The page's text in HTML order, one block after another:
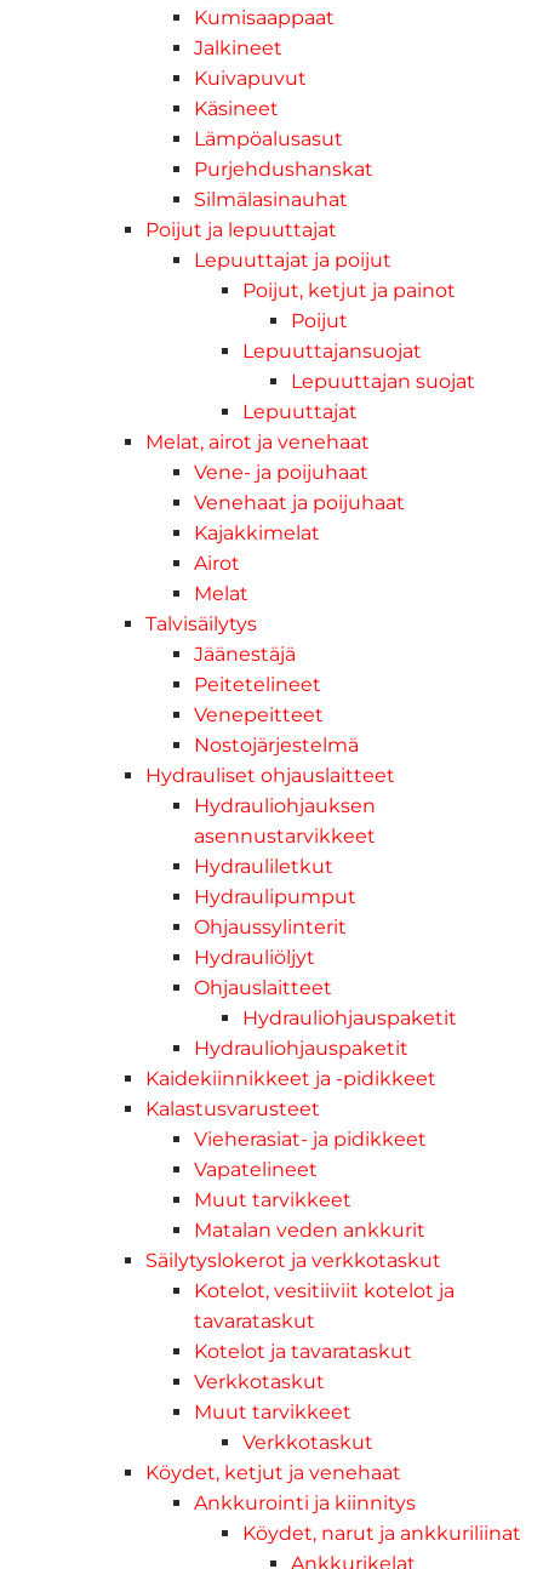
Kumisaappaat
Jalkineet
Kuivapuvut
Käsineet
Lämpöalusasut
Purjehdushanskat
Silmälasinauhat
Poijut ja lepuuttajat
Lepuuttajat ja poijut
Poijut, ketjut ja painot
Poijut
Lepuuttajansuojat
Lepuuttajan suojat
Lepuuttajat
Melat, airot ja venehaat
Vene- ja poijuhaat
Venehaat ja poijuhaat
Kajakkimelat
Airot
Melat
Talvisäilytys
Jäänestäjä
Peitetelineet
Venepeitteet
Nostojärjestelmä
Hydrauliset ohjauslaitteet
Hydrauliohjauksen
asennustarvikkeet
Hydrauliletkut
Hydraulipumput
Ohjaussylinterit
Hydrauliöljyt
Ohjauslaitteet
Hydrauliohjauspaketit
Hydrauliohjauspaketit
Kaidekiinnikkeet ja -pidikkeet
Kalastusvarusteet
Vieherasiat- ja pidikkeet
Vapatelineet
Muut tarvikkeet
Matalan veden ankkurit
Säilytyslokerot ja verkkotaskut
Kotelot, vesitiiviit kotelot ja
tavarataskut
Kotelot ja tavarataskut
Verkkotaskut
Muut tarvikkeet
Verkkotaskut
Köydet, ketjut ja venehaat
Ankkurointi ja kiinnitys
Köydet, narut ja ankkuriliinat
Ankkurikelat